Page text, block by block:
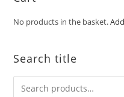
No products in the basket.
Search title